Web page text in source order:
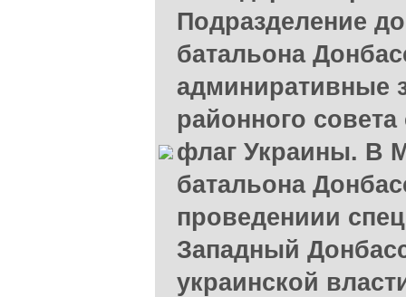
Подразделение
батальона
админиративные
районного
флаг Украины. В
батальона
проведениии
Западный
украинской